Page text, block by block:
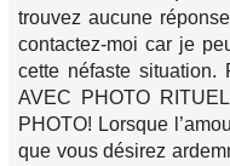
trouvez aucune
contactez-moi car je
cette néfaste situation.
AVEC PHOTO
PHOTO! Lorsque
que vous désirez